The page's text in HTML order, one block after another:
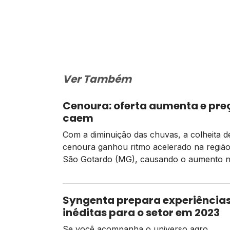
Ver Também
Cenoura: oferta aumenta e
caem
Com a diminuição das chuvas, a colheita
cenoura ganhou ritmo acelerado na
São Gotardo (MG), causando o aumento
hortifrútis. De acordo com dados da
cenoura “suja” foi comercializada à média
45,00/cx de 29 kg na região, registrando
queda de […]
Syngenta prepara
inéditas para o setor em 2023